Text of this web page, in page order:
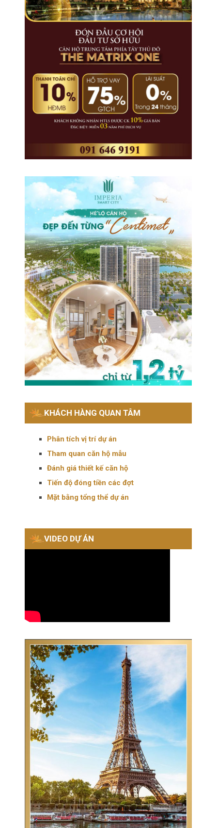
KHÁCH HÀNG QUAN TÂM
Phân tích vị trí dự án
Tham quan căn hộ mẫu
Đánh giá thiết kế căn hộ
Tiến độ đóng tiền các đợt
Mặt bằng tổng thể dự án
VIDEO DỰ ÁN